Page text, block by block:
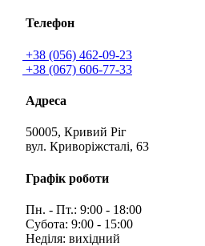
Телефон
+38 (056) 462-09-23
+38 (067) 606-77-33
Адреса
50005, Кривий Ріг
вул. Криворіжсталі, 63
Графік роботи
Пн. - Пт.: 9:00 - 18:00
Субота: 9:00 - 15:00
Неділя: вихідний